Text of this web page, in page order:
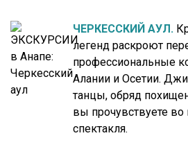
ЧЕРКЕССКИЙ АУЛ.
легенд раскроют
профессиональные
Алании и Осетии.
танцы, обряд
вы прочувствуете
спектакля.